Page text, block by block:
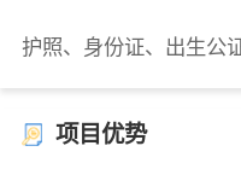
护照、身份证、出生公
项目优势